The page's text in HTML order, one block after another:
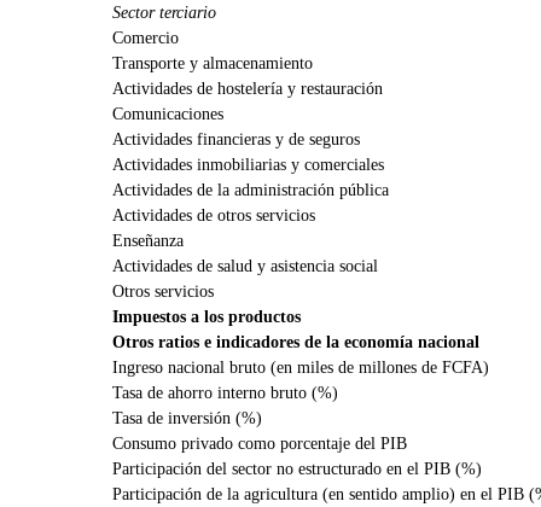
Sector terciario
Comercio
Transporte y almacenamiento
Actividades de hostelería y restauración
Comunicaciones
Actividades financieras y de seguros
Actividades inmobiliarias y comerciales
Actividades de la administración pública
Actividades de otros servicios
Enseñanza
Actividades de salud y asistencia social
Otros servicios
Impuestos a los productos
Otros ratios e indicadores de la economía nacional
Ingreso nacional bruto (en miles de millones de FCFA)
Tasa de ahorro interno bruto (%)
Tasa de inversión (%)
Consumo privado como porcentaje del PIB
Participación del sector no estructurado en el PIB (%)
Participación de la agricultura (en sentido amplio) en el PIB